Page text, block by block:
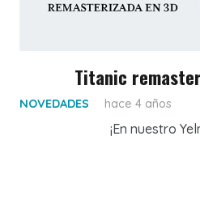
Titanic
NOVEDADES hace 4 años
¡En nuestro